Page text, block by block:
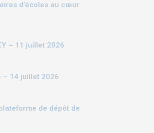
d’écoles au cœur
– 11 juillet 2026
– 14 juillet 2026
de dépôt de